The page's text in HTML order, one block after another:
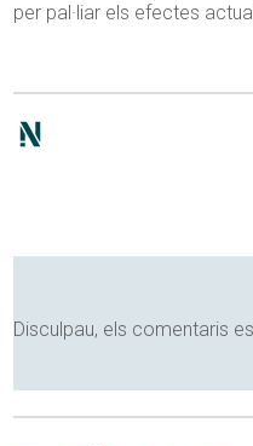
per pal·liar els efectes
Disculpau, els comentaris